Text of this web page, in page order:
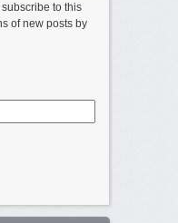
to this
of new posts by